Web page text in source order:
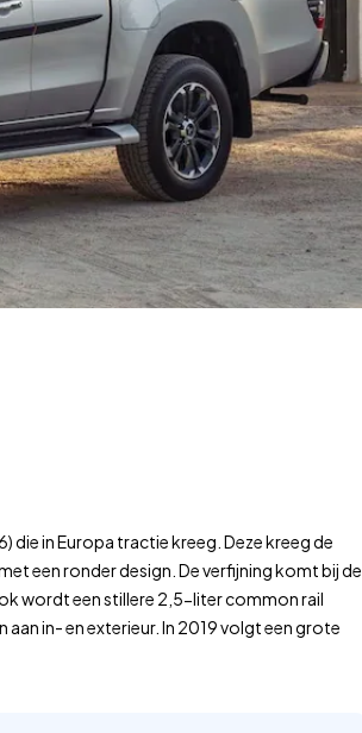
die in Europa tractie kreeg. Deze kreeg de
een ronder design. De verfijning komt bij de
wordt een stillere 2,5-liter common rail
in- en exterieur. In 2019 volgt een grote